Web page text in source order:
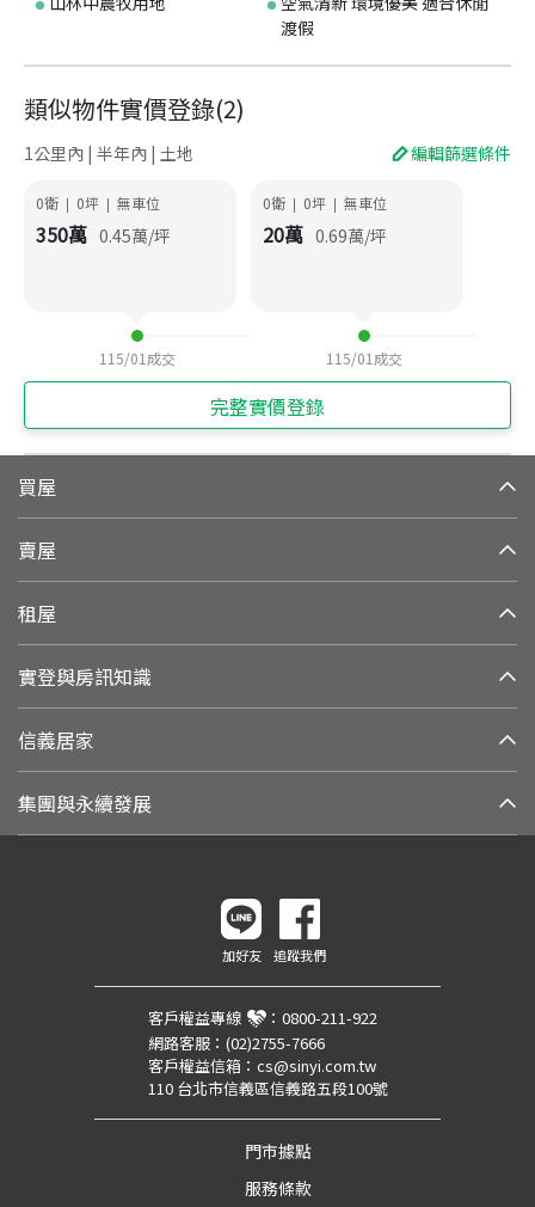
渡假
類似物件實價登錄(2)
1公里內 | 半年內 | 土地 編輯篩選條件
0衛 | 0坪 | 無車位
350萬 0.45萬/坪
115/01 成交
0衛 | 0坪 | 無車位
20萬 0.69萬/坪
115/01 成交
完整實價登錄
買屋
賣屋
租屋
實登與房訊知識
信義居家
集團與永續發展
加好友 追蹤我們
客戶權益專線 ： 0800-211-922
網路客服： (02)2755-7666
客戶權益信箱： cs@sinyi.com.tw
110 台北市信義區信義路五段100號
門市據點
服務條款